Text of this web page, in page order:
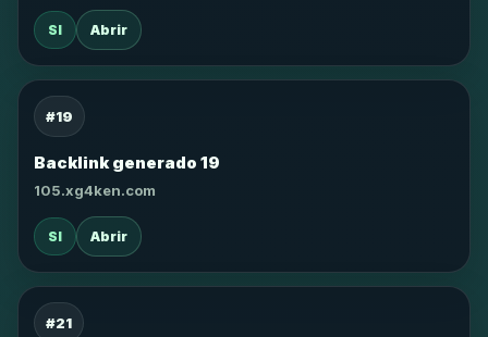
SI Abrir
#19
Backlink generado 19
105.xg4ken.com
SI Abrir
#21